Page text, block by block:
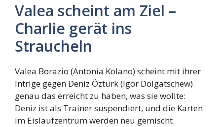
Valea scheint am Ziel –
Charlie gerät ins
Straucheln
Valea Borazio (Antonia Kolano) scheint mit ihrer
Intrige gegen Deniz Öztürk (Igor Dolgatschew)
genau das erreicht zu haben, was sie wollte:
Deniz ist als Trainer suspendiert, und die Karten
im Eislaufzentrum werden neu gemischt.